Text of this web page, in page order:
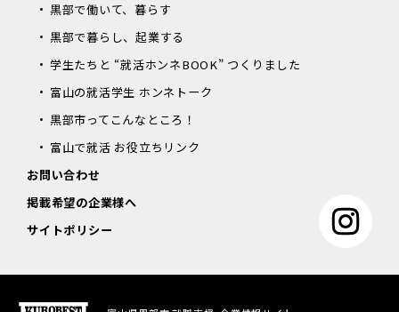
黒部で働いて、暮らす
黒部で暮らし、起業する
学生たちと “就活ホンネBOOK” つくりました
富山の就活学生 ホンネトーク
黒部市ってこんなところ！
富山で就活 お役立ちリンク
お問い合わせ
掲載希望の企業様へ
サイトポリシー